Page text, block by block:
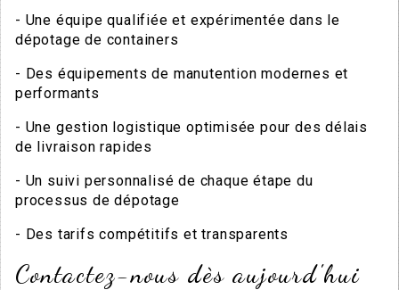
- Une équipe qualifiée et expérimentée dans le
dépotage de containers
- Des équipements de manutention modernes et
performants
- Une gestion logistique optimisée pour des délais
de livraison rapides
- Un suivi personnalisé de chaque étape du
processus de dépotage
- Des tarifs compétitifs et transparents
Contactez-nous dès aujourd'hui